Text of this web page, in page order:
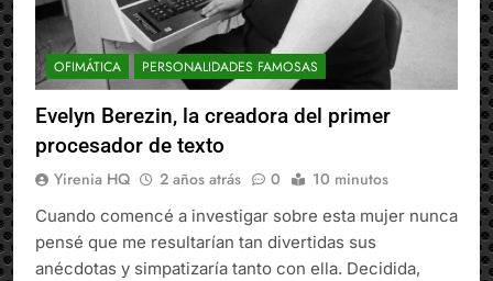
OFIMÁTICA PERSONALIDADES FAMOSAS
Evelyn Berezin, la creadora del primer
procesador de texto
Yirenia HQ 2 años atrás 0 10 minutos
Cuando comencé a investigar sobre esta mujer nunca
pensé que me resultarían tan divertidas sus
anécdotas y simpatizaría tanto con ella. Decidida,